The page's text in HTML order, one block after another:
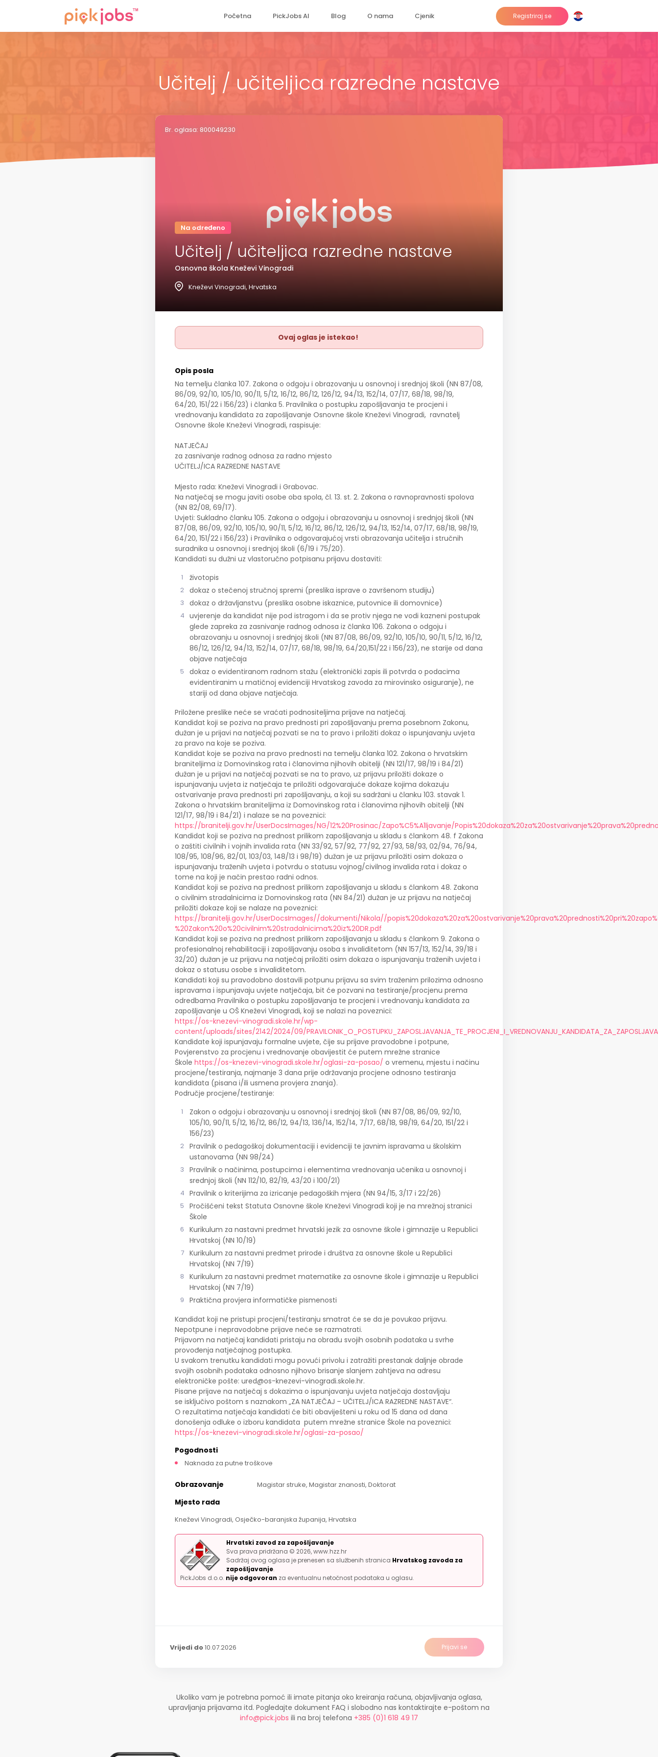
Početna PickJobs AI Blog O nama Cjenik Registriraj se
Učitelj / učiteljica razredne nastave
Br. oglasa: 800049230
Na određeno
Učitelj / učiteljica razredne nastave
Osnovna škola Kneževi Vinogradi
Kneževi Vinogradi, Hrvatska
Ovaj oglas je istekao!
Opis posla
Na temelju članka 107. Zakona o odgoju i obrazovanju u osnovnoj i srednjoj školi (NN 87/08,
86/09, 92/10, 105/10, 90/11, 5/12, 16/12, 86/12, 126/12, 94/13, 152/14, 07/17, 68/18, 98/19,
64/20, 151/22 i 156/23) i članka 5. Pravilnika o postupku zapošljavanja te procjeni i
vrednovanju kandidata za zapošljavanje Osnovne škole Kneževi Vinogradi, ravnatelj
Osnovne škole Kneževi Vinogradi, raspisuje:
NATJEČAJ
za zasnivanje radnog odnosa za radno mjesto
UČITELJ/ICA RAZREDNE NASTAVE
Mjesto rada: Kneževi Vinogradi i Grabovac.
Na natječaj se mogu javiti osobe oba spola, čl. 13. st. 2. Zakona o ravnopravnosti spolova
(NN 82/08, 69/17).
Uvjeti: Sukladno članku 105. Zakona o odgoju i obrazovanju u osnovnoj i srednjoj školi (NN
87/08, 86/09, 92/10, 105/10, 90/11, 5/12, 16/12, 86/12, 126/12, 94/13, 152/14, 07/17, 68/18, 98/19,
64/20, 151/22 i 156/23) i Pravilnika o odgovarajućoj vrsti obrazovanja učitelja i stručnih
suradnika u osnovnoj i srednjoj školi (6/19 i 75/20).
Kandidati su dužni uz vlastoručno potpisanu prijavu dostaviti:
životopis
dokaz o stečenoj stručnoj spremi (preslika isprave o završenom studiju)
dokaz o državljanstvu (preslika osobne iskaznice, putovnice ili domovnice)
uvjerenje da kandidat nije pod istragom i da se protiv njega ne vodi kazneni postupak
glede zapreka za zasnivanje radnog odnosa iz članka 106. Zakona o odgoju i
obrazovanju u osnovnoj i srednjoj školi (NN 87/08, 86/09, 92/10, 105/10, 90/11, 5/12, 16/12,
86/12, 126/12, 94/13, 152/14, 07/17, 68/18, 98/19, 64/20,151/22 i 156/23), ne starije od dana
objave natječaja
dokaz o evidentiranom radnom stažu (elektronički zapis ili potvrda o podacima
evidentiranim u matičnoj evidenciji Hrvatskog zavoda za mirovinsko osiguranje), ne
stariji od dana objave natječaja.
Priložene preslike neće se vraćati podnositeljima prijave na natječaj.
Kandidat koji se poziva na pravo prednosti pri zapošljavanju prema posebnom Zakonu,
dužan je u prijavi na natječaj pozvati se na to pravo i priložiti dokaz o ispunjavanju uvjeta
za pravo na koje se poziva.
Kandidat koje se poziva na pravo prednosti na temelju članka 102. Zakona o hrvatskim
braniteljima iz Domovinskog rata i članovima njihovih obitelji (NN 121/17, 98/19 i 84/21)
dužan je u prijavi na natječaj pozvati se na to pravo, uz prijavu priložiti dokaze o
ispunjavanju uvjeta iz natječaja te priložiti odgovarajuće dokaze kojima dokazuju
ostvarivanje prava prednosti pri zapošljavanju, a koji su sadržani u članku 103. stavak 1.
Zakona o hrvatskim braniteljima iz Domovinskog rata i članovima njihovih obitelji (NN
121/17, 98/19 i 84/21) i nalaze se na poveznici:
https://branitelji.gov.hr/UserDocsImages/NG/12%20Prosinac/Zapo%C5%A1ljavanje/
Kandidat koji se poziva na prednost prilikom zapošljavanja u skladu s člankom 48. f Zakona
o zaštiti civilnih i vojnih invalida rata (NN 33/92, 57/92, 77/92, 27/93, 58/93, 02/94, 76/94,
108/95, 108/96, 82/01, 103/03, 148/13 i 98/19) dužan je uz prijavu priložiti osim dokaza o
ispunjavanju traženih uvjeta i potvrdu o statusu vojnog/civilnog invalida rata i dokaz o
tome na koji je način prestao radni odnos.
Kandidat koji se poziva na prednost prilikom zapošljavanja u skladu s člankom 48. Zakona
o civilnim stradalnicima iz Domovinskog rata (NN 84/21) dužan je uz prijavu na natječaj
priložiti dokaze koji se nalaze na poveznici:
https://branitelji.gov.hr/UserDocsImages//dokumenti/Nikola//
%20Zakon%20o%20civilnim%20stradalnicima%20iz%20DR.pdf
Kandidat koji se poziva na prednost prilikom zapošljavanja u skladu s člankom 9. Zakona o
profesionalnoj rehabilitaciji i zapošljavanju osoba s invaliditetom (NN 157/13, 152/14, 39/18 i
32/20) dužan je uz prijavu na natječaj priložiti osim dokaza o ispunjavanju traženih uvjeta i
dokaz o statusu osobe s invaliditetom.
Kandidati koji su pravodobno dostavili potpunu prijavu sa svim traženim prilozima odnosno
ispravama i ispunjavaju uvjete natječaja, bit će pozvani na testiranje/procjenu prema
odredbama Pravilnika o postupku zapošljavanja te procjeni i vrednovanju kandidata za
zapošljavanje u OŠ Kneževi Vinogradi, koji se nalazi na poveznici:
https://os-knezevi-vinogradi.skole.hr/wp-
content/uploads/sites/2142/2024/09/
Kandidate koji ispunjavaju formalne uvjete, čije su prijave pravodobne i potpune,
Povjerenstvo za procjenu i vrednovanje obavijestit će putem mrežne stranice
Škole https://os-knezevi-vinogradi.skole.hr/oglasi-za-posao/ o vremenu, mjestu i načinu
procjene/testiranja, najmanje 3 dana prije održavanja procjene odnosno testiranja
kandidata (pisana i/ili usmena provjera znanja).
Područje procjene/testiranje:
Zakon o odgoju i obrazovanju u osnovnoj i srednjoj školi (NN 87/08, 86/09, 92/10,
105/10, 90/11, 5/12, 16/12, 86/12, 94/13, 136/14, 152/14, 7/17, 68/18, 98/19, 64/20, 151/22 i
156/23)
Pravilnik o pedagoškoj dokumentaciji i evidenciji te javnim ispravama u školskim
ustanovama (NN 98/24)
Pravilnik o načinima, postupcima i elementima vrednovanja učenika u osnovnoj i
srednjoj školi (NN 112/10, 82/19, 43/20 i 100/21)
Pravilnik o kriterijima za izricanje pedagoških mjera (NN 94/15, 3/17 i 22/26)
Pročišćeni tekst Statuta Osnovne škole Kneževi Vinogradi koji je na mrežnoj stranici
Škole
Kurikulum za nastavni predmet hrvatski jezik za osnovne škole i gimnazije u Republici
Hrvatskoj (NN 10/19)
Kurikulum za nastavni predmet prirode i društva za osnovne škole u Republici
Hrvatskoj (NN 7/19)
Kurikulum za nastavni predmet matematike za osnovne škole i gimnazije u Republici
Hrvatskoj (NN 7/19)
Praktična provjera informatičke pismenosti
Kandidat koji ne pristupi procjeni/testiranju smatrat će se da je povukao prijavu.
Nepotpune i nepravodobne prijave neće se razmatrati.
Prijavom na natječaj kandidati pristaju na obradu svojih osobnih podataka u svrhe
provođenja natječajnog postupka.
U svakom trenutku kandidati mogu povući privolu i zatražiti prestanak daljnje obrade
svojih osobnih podataka odnosno njihovo brisanje slanjem zahtjeva na adresu
elektroničke pošte: ured@os-knezevi-vinogradi.skole.hr.
Pisane prijave na natječaj s dokazima o ispunjavanju uvjeta natječaja dostavljaju
se isključivo poštom s naznakom „ZA NATJEČAJ – UČITELJ/ICA RAZREDNE NASTAVE“.
O rezultatima natječaja kandidati će biti obaviješteni u roku od 15 dana od dana
donošenja odluke o izboru kandidata putem mrežne stranice Škole na poveznici:
https://os-knezevi-vinogradi.skole.hr/oglasi-za-posao/
Pogodnosti
Naknada za putne troškove
Obrazovanje Magistar struke, Magistar znanosti, Doktorat
Mjesto rada
Kneževi Vinogradi, Osječko-baranjska županija, Hrvatska
Hrvatski zavod za zapošljavanje
Sva prava pridržana © 2026, www.hzz.hr
Sadržaj ovog oglasa je prenesen sa službenih stranica Hrvatskog zavoda za
zapošljavanje.
PickJobs d.o.o. nije odgovoran za eventualnu netočnost podataka u oglasu.
Vrijedi do10.07.2026 Prijavi se
Ukoliko vam je potrebna pomoć ili imate pitanja oko kreiranja računa, objavljivanja oglasa,
upravljanja prijavama itd. Pogledajte dokument FAQ i slobodno nas kontaktirajte e-poštom na
info@pick.jobs ili na broj telefona +385 (0)1 618 49 17